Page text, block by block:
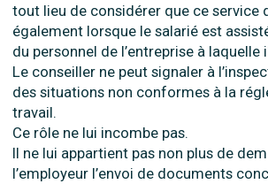
tout lieu de considérer que ce service
également lorsque le salarié est
du personnel de l’entreprise à laquelle
Le conseiller ne peut signaler à
des situations non conformes à la
travail.
Ce rôle ne lui incombe pas.
Il ne lui appartient pas non plus de
l’employeur l’envoi de documents